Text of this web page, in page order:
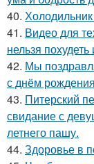
40.
41. Видео для
нельзя
42. Мы
с днём
43. Питерский
свидание с
летнего пашу.
44. Здоровье в